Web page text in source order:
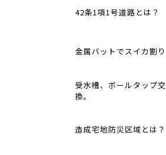
42条1項1号道路とは？
金属バットでスイカ割り
受水槽、ボールタップ交
換。
造成宅地防災区域とは？